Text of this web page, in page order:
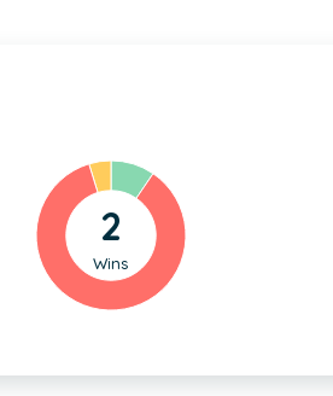
2
Wins